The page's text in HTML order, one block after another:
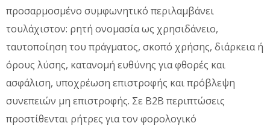
προσαρμοσμένο συμφωνητικό περιλαμβάνει
τουλάχιστον: ρητή ονομασία ως χρησιδάνειο,
ταυτοποίηση του πράγματος, σκοπό χρήσης, διάρκεια ή
όρους λύσης, κατανομή ευθύνης για φθορές και
ασφάλιση, υποχρέωση επιστροφής και πρόβλεψη
συνεπειών μη επιστροφής. Σε Β2Β περιπτώσεις
προστίθενται ρήτρες για τον φορολογικό